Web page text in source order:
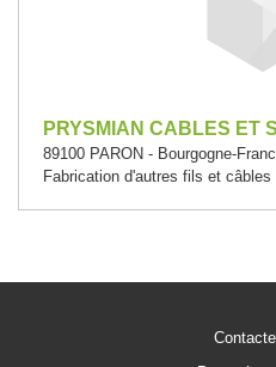
PRYSMIAN CABLES ET
89100 PARON - Bourgogne-
Fabrication d'autres fils et